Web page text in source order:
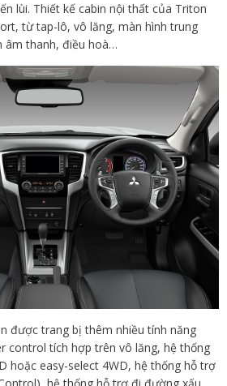
lùi. Thiết kế cabin nội thất của Triton
từ tap-lô, vô lăng, màn hình trung
âm thanh, điều hoà…
được trang bị thêm nhiều tính năng
control tích hợp trên vô lăng, hệ thống
hoặc easy-select 4WD, hệ thống hỗ trợ